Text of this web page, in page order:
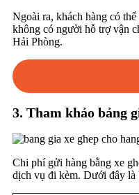
Ngoài ra, khách hàng có
không có người hỗ trợ vận
Hải Phòng.
3. Tham khảo bảng
Chi phí gửi hàng bằng xe
dịch vụ đi kèm. Dưới đây là